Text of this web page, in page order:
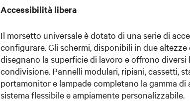
Accessibilità libera
Il morsetto universale è dotato di una serie di
configurare. Gli schermi, disponibili in due
disegnano la superficie di lavoro e offrono diversi
condivisione. Pannelli modulari, ripiani, cassetti,
portamonitor e lampade completano la gamma di
sistema flessibile e ampiamente personalizzabile.